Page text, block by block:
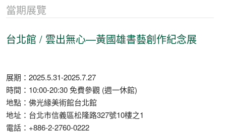
當期展覽
台北館 / 雲出無心—黃國雄書藝創作紀念展
展期：2025.5.31-2025.7.27
時間：10:00-20:30 免費參觀 (週一休館)
地點：佛光緣美術館台北館
地址：台北市信義區松隆路327號10樓之1
電話：+886-2-2760-0222